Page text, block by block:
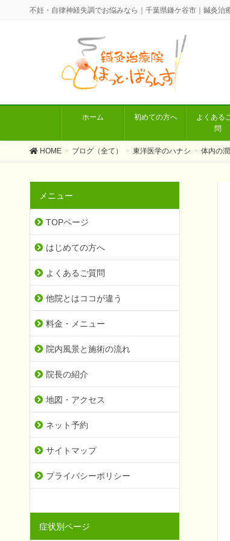
不妊・自律神経失調でお悩みなら｜千葉県鎌ケ谷市｜鍼灸治
ホーム 初めての方へ
よくある
問
HOME ブログ（全て） 東洋医学のハナシ 体内の
メニュー
TOPページ
はじめての方へ
よくあるご質問
他院とはココが違う
料金・メニュー
院内風景と施術の流れ
院長の紹介
地図・アクセス
ネット予約
サイトマップ
プライバシーポリシー
症状別ページ